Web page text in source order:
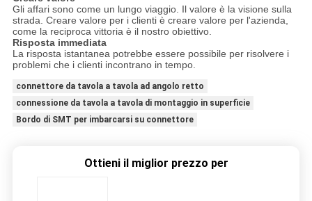
Gli affari sono come un lungo viaggio. Il valore è la visione sulla
strada. Creare valore per i clienti è creare valore per l'azienda,
come la reciproca vittoria è il nostro obiettivo.
Risposta immediata
La risposta istantanea potrebbe essere possibile per risolvere i
problemi che i clienti incontrano in tempo.
connettore da tavola a tavola ad angolo retto
connessione da tavola a tavola di montaggio in superficie
Bordo di SMT per imbarcarsi su connettore
Ottieni il miglior prezzo per